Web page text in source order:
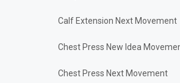
Calf Extension Next Movement
Chest Press New Idea
Chest Press Next Movement